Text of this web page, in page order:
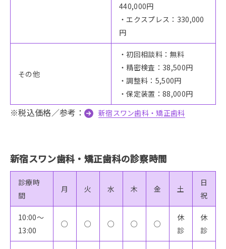
440,000円
・エクスプレス：330,000
円
その他
・初回相談料：無料
・精密検査：38,500円
・調整料：5,500円
・保定装置：88,000円
※税込価格／参考： 新宿スワン歯科・矯正歯科
新宿スワン歯科・矯正歯科の診察時間
診療時
間
月 火 水 木 金 土
日
祝
10:00〜
13:00
○ ○ ○ ○ ○
休
診
休
診